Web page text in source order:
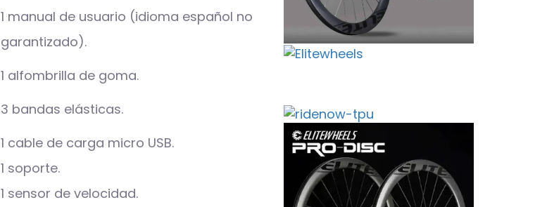
1 manual de usuario (idioma español no
garantizado).
1 alfombrilla de goma.
3 bandas elásticas.
1 cable de carga micro USB.
1 soporte.
1 sensor de velocidad.